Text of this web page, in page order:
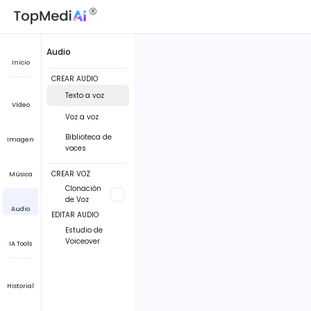
Inicio
Vídeo
Imagen
Música
Audio
IA Tools
Historial
Audio
CREAR AUDIO
Texto a voz
Voz a voz
Biblioteca de
voces
CREAR VOZ
Clonación
de Voz
EDITAR AUDIO
Estudio de
Voiceover